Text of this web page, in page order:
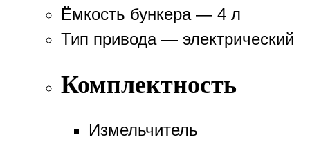
Ёмкость бункера — 4 л
Тип привода — электрический
Комплектность
Измельчитель